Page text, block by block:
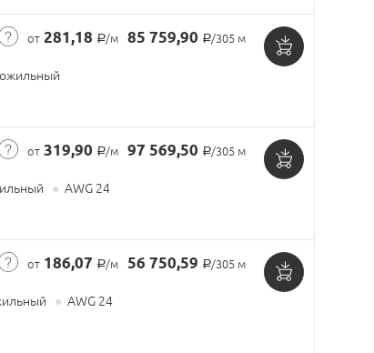
от 281,18 Р/м 85 759,90 Р/305 м
от 319,90 Р/м 97 569,50 Р/305 м
● AWG 24
от 186,07 Р/м 56 750,59 Р/305 м
● AWG 24